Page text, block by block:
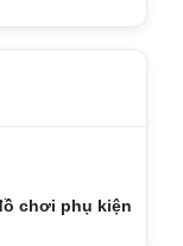
chơi phụ kiện